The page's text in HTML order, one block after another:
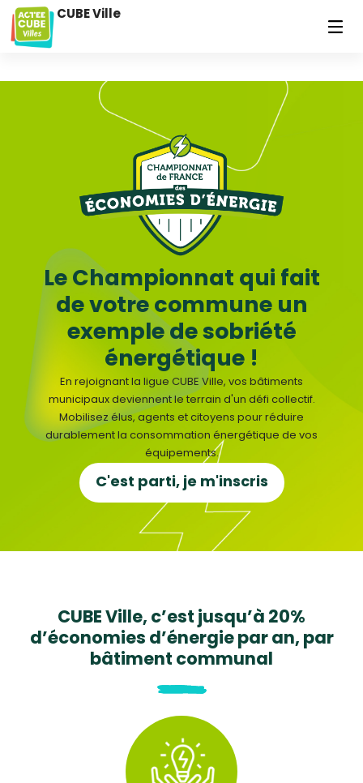
CUBE Ville
Le Championnat qui fait
de votre commune un
exemple de sobriété
énergétique !
En rejoignant la ligue CUBE Ville, vos bâtiments
municipaux deviennent le terrain d'un défi collectif.
Mobilisez élus, agents et citoyens pour réduire
durablement la consommation énergétique de vos
équipements.​
C'est parti, je m'inscris
CUBE Ville, c’est jusqu’à 20%
d’économies d’énergie par an, par
bâtiment communal